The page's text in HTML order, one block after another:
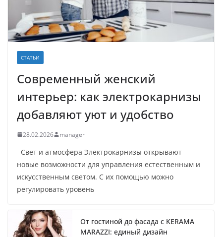
СТАТЬИ
Современный женский
интерьер: как электрокарнизы
добавляют уют и удобство
28.02.2026 manager
Свет и атмосфера Электрокарнизы открывают
новые возможности для управления естественным и
искусственным светом. С их помощью можно
регулировать уровень
От гостиной до фасада с KERAMA
MARAZZI: единый дизайн